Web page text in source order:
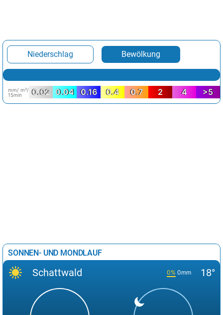
Niederschlag Bewölkung
mm/ m²/
15min
0.02 0.04 0.16 0.4 0.7 2 4 >5
SONNEN- UND MONDLAUF
Schattwald 0% 0mm 18°